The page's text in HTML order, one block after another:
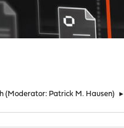
(Moderator: Patrick M. Hausen) ►